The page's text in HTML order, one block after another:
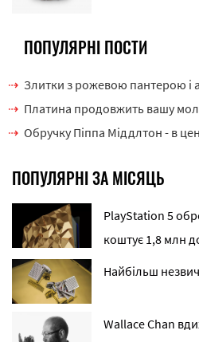
ПОПУЛЯРНІ ПОСТИ
Злитки з рожевою пантерою і
Платина продовжить вашу
Обручку Піппа Міддлтон - в
ПОПУЛЯРНІ ЗА МІСЯЦЬ
PlayStation 5
коштує 1,8 млн
Найбільш
Wallace Chan